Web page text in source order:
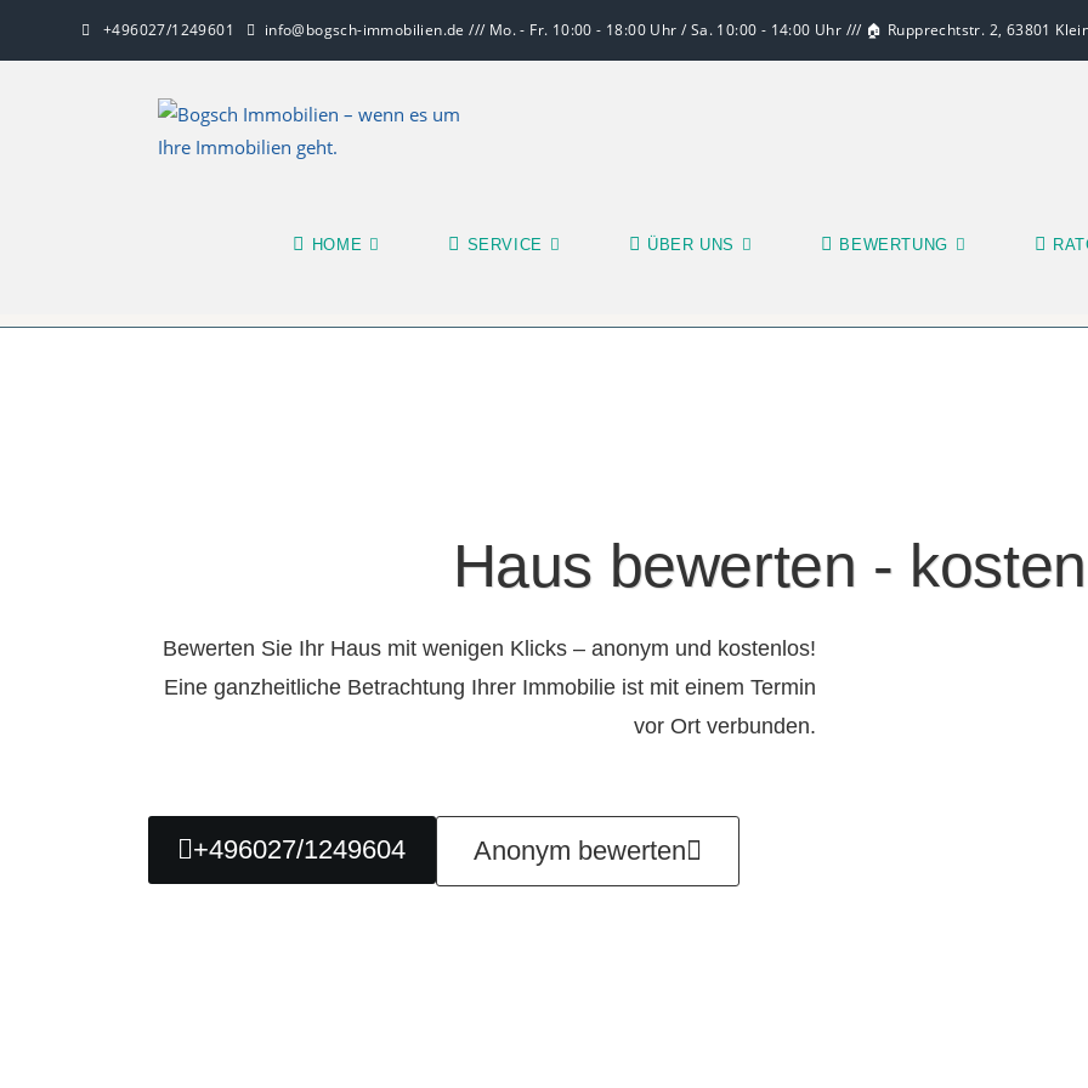
+496027/1249601 info@bogsch-immobilien.de /// Mo. - Fr. 10:00 - 18:00 Uhr / Sa. 10:00 - 14:00 Uhr /// 🏠 Rupprechtstr. 2, 63801
HOME SERVICE ÜBER UNS BEWERTUNG
Haus bewerten -
Bewerten Sie Ihr Haus mit wenigen Klicks – anonym und kostenlos!
Eine ganzheitliche Betrachtung Ihrer Immobilie ist mit einem Termin
vor Ort verbunden.
+496027/1249604 Anonym bewerten